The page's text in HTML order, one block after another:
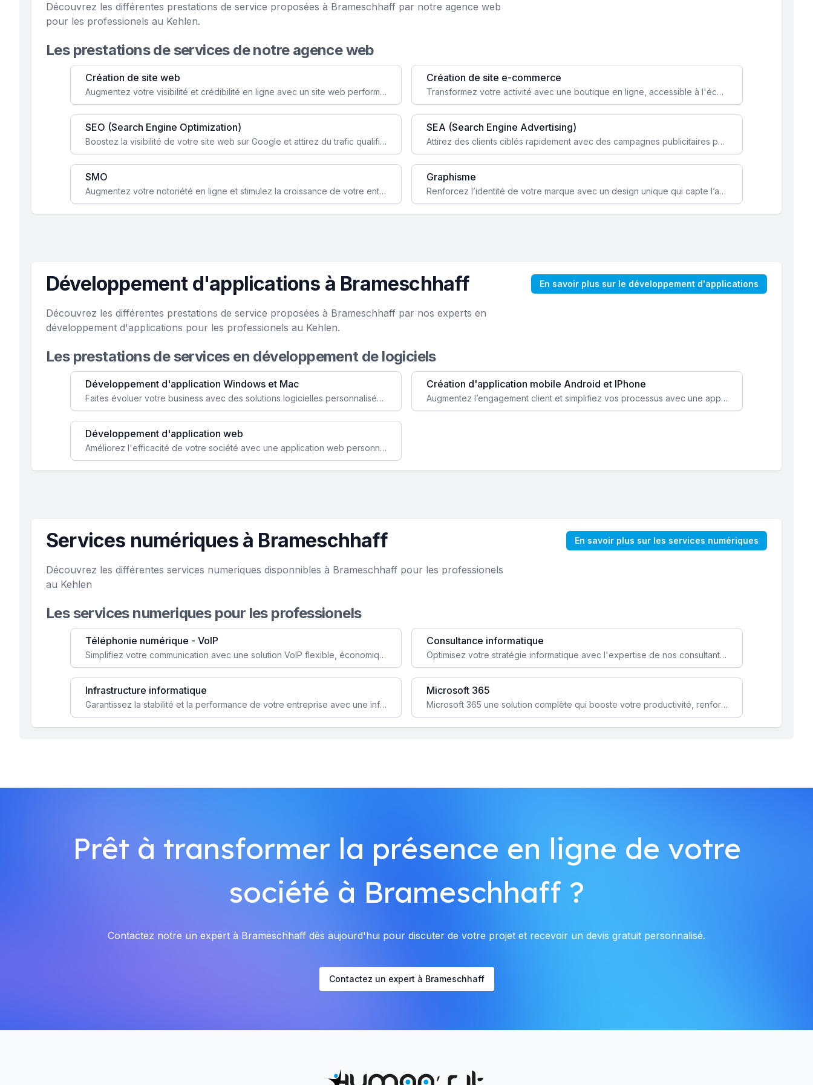
Découvrez les différentes prestations de service proposées à Brameschhaff par notre agence web
pour les professionels au Kehlen.
Les prestations de services de notre agence web
Création de site web
Augmentez votre visibilité et crédibilité en ligne avec un site web performant, conçu pour attirer plus de clients.
Création de site e-commerce
Transformez votre activité avec une boutique en ligne, accessible à l'échelle mondiale 24/7.
SEO (Search Engine Optimization)
Boostez la visibilité de votre site web sur Google et attirez du trafic qualifié grâce à nos stratégies SEO.
SEA (Search Engine Advertising)
Attirez des clients ciblés rapidement avec des campagnes publicitaires payantes optimisées pour vos objectifs.
SMO
Augmentez votre notoriété en ligne et stimulez la croissance de votre entreprise grâce à une stratégie sociale sur mesure.
Graphisme
Renforcez l’identité de votre marque avec un design unique qui capte l’attention et engage vos clients.
Développement d'applications à Brameschhaff En savoir plus sur le développement d'applications
Découvrez les différentes prestations de service proposées à Brameschhaff par nos experts en
développement d'applications pour les professionels au Kehlen.
Les prestations de services en développement de logiciels
Développement d'application Windows et Mac
Faites évoluer votre business avec des solutions logicielles personnalisées, parfaitement adaptées à vos besoins spécifiques.
Création d'application mobile Android et IPhone
Augmentez l’engagement client et simplifiez vos processus avec une application mobile sur mesure, disponible sur iOS et Android.
Développement d'application web
Améliorez l'efficacité de votre société avec une application web personnalisée accessible partout et tout le temps.
Services numériques à Brameschhaff En savoir plus sur les services numériques
Découvrez les différentes services numeriques disponnibles à Brameschhaff pour les professionels
au Kehlen
Les services numeriques pour les professionels
Téléphonie numérique - VoIP
Simplifiez votre communication avec une solution VoIP flexible, économique et adaptée à vos besoins professionnels.
Consultance informatique
Optimisez votre stratégie informatique avec l'expertise de nos consultants pour améliorer votre efficacité et sécurité.
Infrastructure informatique
Garantissez la stabilité et la performance de votre entreprise avec une infrastructure IT sécurisée et évolutive.
Microsoft 365
Microsoft 365 une solution complète qui booste votre productivité, renforce la sécurité de vos données et facilite la collaboration.
Prêt à transformer la présence en ligne de votre
société à Brameschhaff ?
Contactez notre un expert à Brameschhaff dès aujourd'hui pour discuter de votre projet et recevoir un devis gratuit personnalisé.
Contactez un expert à Brameschhaff